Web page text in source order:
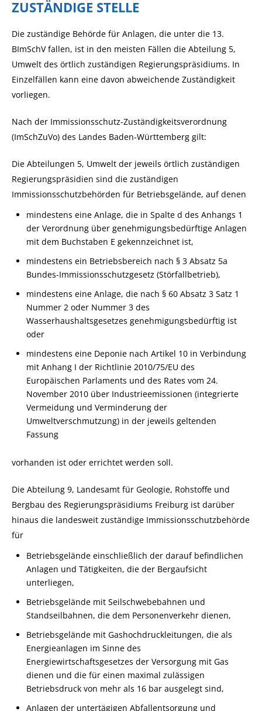
ZUSTÄNDIGE STELLE
Die zuständige Behörde für Anlagen, die unter die 13.
BImSchV fallen, ist in den meisten Fällen die Abteilung 5,
Umwelt des örtlich zuständigen Regierungspräsidiums. In
Einzelfällen kann eine davon abweichende Zuständigkeit
vorliegen.
Nach der Immissionsschutz-Zuständigkeitsverordnung
(ImSchZuVo) des Landes Baden-Württemberg gilt:
Die Abteilungen 5, Umwelt der jeweils örtlich zuständigen
Regierungspräsidien sind die zuständigen
Immissionsschutzbehörden für Betriebsgelände, auf denen
mindestens eine Anlage, die in Spalte d des Anhangs 1
der Verordnung über genehmigungsbedürftige Anlagen
mit dem Buchstaben E gekennzeichnet ist,
mindestens ein Betriebsbereich nach § 3 Absatz 5a
Bundes-Immissionsschutzgesetz (Störfallbetrieb),
mindestens eine Anlage, die nach § 60 Absatz 3 Satz 1
Nummer 2 oder Nummer 3 des
Wasserhaushaltsgesetzes genehmigungsbedürftig ist
oder
mindestens eine Deponie nach Artikel 10 in Verbindung
mit Anhang I der Richtlinie 2010/75/EU des
Europäischen Parlaments und des Rates vom 24.
November 2010 über Industrieemissionen (integrierte
Vermeidung und Verminderung der
Umweltverschmutzung) in der jeweils geltenden
Fassung
vorhanden ist oder errichtet werden soll.
Die Abteilung 9, Landesamt für Geologie, Rohstoffe und
Bergbau des Regierungspräsidiums Freiburg ist darüber
hinaus die landesweit zuständige Immissionsschutzbehörde
für
Betriebsgelände einschließlich der darauf befindlichen
Anlagen und Tätigkeiten, die der Bergaufsicht
unterliegen,
Betriebsgelände mit Seilschwebebahnen und
Standseilbahnen, die dem Personenverkehr dienen,
Betriebsgelände mit Gashochdruckleitungen, die als
Energieanlagen im Sinne des
Energiewirtschaftsgesetzes der Versorgung mit Gas
dienen und die für einen maximal zulässigen
Betriebsdruck von mehr als 16 bar ausgelegt sind,
Anlagen der untertägigen Abfallentsorgung und